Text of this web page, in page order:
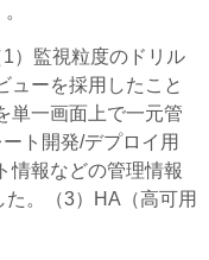
）監視粒度のドリル
ューを採用したこと
単一画面上で一元管
ト開発/デプロイ用
情報などの管理情報
。（3）HA（高可用